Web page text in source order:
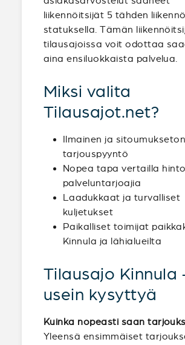
liikennöitsijät 5 tähden
statuksella. Tämän
tilausajoissa voit odottaa
aina ensiluokkaista palvelua.
Miksi valita
Tilausajot.net?
Ilmainen ja sitoumukseton
tarjouspyyntö
Nopea tapa vertailla
palveluntarjoajia
Laadukkaat ja turvalliset
kuljetukset
Paikalliset toimijat
Kinnula ja lähialueilta
Tilausajo Kinnula
usein kysyttyä
Kuinka nopeasti saan
Yleensä ensimmäiset